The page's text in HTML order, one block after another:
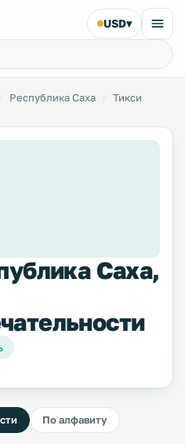
USD▾
Республика Саха
Тикси
Саха,
По алфавиту